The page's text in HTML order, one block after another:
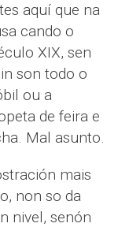
aquí que na
cando o
XIX, sen
son todo o
ou a
de feira e
Mal asunto.
mais
non so da
nivel, senón